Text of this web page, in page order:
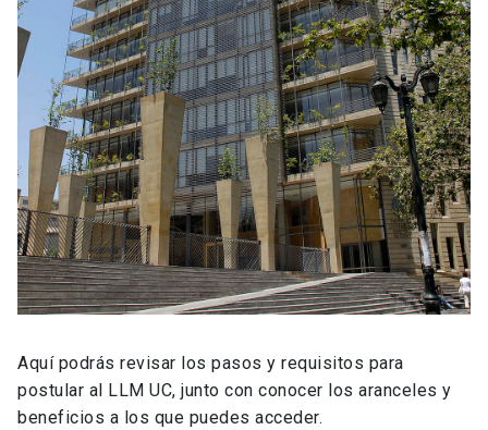
Aquí podrás revisar los pasos y requisitos para
postular al LLM UC, junto con conocer los aranceles y
beneficios a los que puedes acceder.